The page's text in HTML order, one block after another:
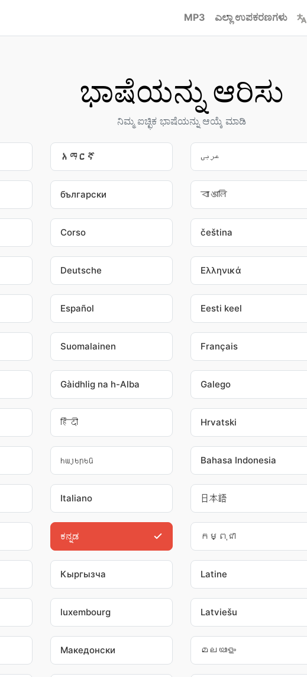
MP3 ಎಲ್ಲಾ ಉಪಕರಣಗಳು
ಭಾಷೆಯನ್ನು ಆರಿಸು
ನಿಮ್ಮ ಐಚ್ಛಿಕ ಭಾಷೆಯನ್ನು ಆಯ್ಕೆ ಮಾಡಿ
አማርኛ عربى
български বাঙালি
Corso čeština
Deutsche Ελληνικά
Español Eesti keel
Suomalainen Français
Gàidhlig na h-Alba Galego
हिंदी Hrvatski
հայերեն Bahasa Indonesia
Italiano 日本語
ಕನ್ನಡ កម្ពុជា
Кыргызча Latine
luxembourg Latviešu
Македонски മലയാളം